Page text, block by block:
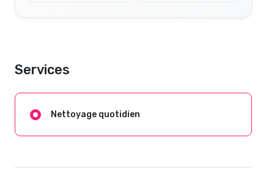
Services
Nettoyage quotidien